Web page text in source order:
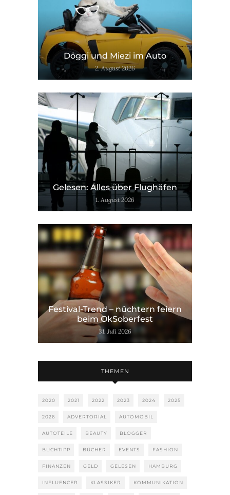
Döggi und Miezi im Auto
2. August 2026
Gelesen: Alles über Flughäfen
1. August 2026
Festival-Trend – nüchtern feiern
beim OkSoberfest
31. Juli 2026
THEMEN
2020 2021 2022 2023 2024 2025
2026 ADVERTORIAL AUTOMOBIL
AUTOTEILE BEAUTY BLOGGER
BUCHTIPP BÜCHER EVENTS FASHION
FINANZEN GELD GELESEN HAMBURG
INFLUENCER KLASSIKER KOMMUNIKATION